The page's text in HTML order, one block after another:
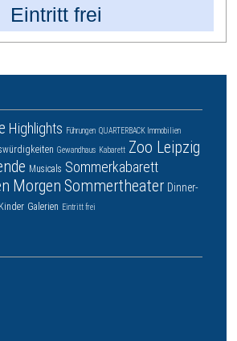
Eintritt frei
Highlights Führungen QUARTERBACK Immobilien
Gewandhaus Kabarett Zoo Leipzig
Musicals Sommerkabarett
Morgen Sommertheater Dinner-
Kinder Galerien Eintritt frei